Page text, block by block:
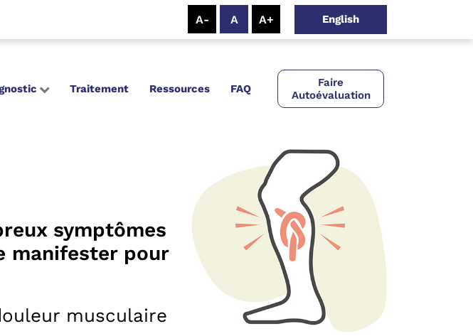
English
Traitement Ressources FAQ
Faire
Autoévaluation
symptômes
manifester pour
musculaire